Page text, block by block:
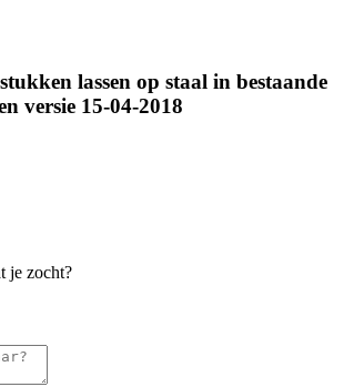
lassen op staal in bestaande
versie 15-04-2018
je zocht?